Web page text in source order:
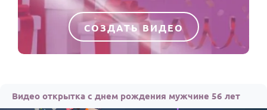
СОЗДАТЬ ВИДЕО
Видео открытка с днем рождения мужчине 56 лет